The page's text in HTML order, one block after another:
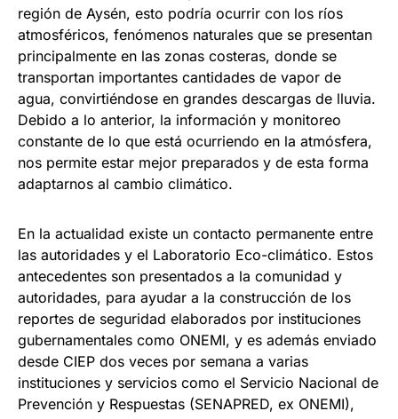
región de Aysén, esto podría ocurrir con los ríos
atmosféricos, fenómenos naturales que se presentan
principalmente en las zonas costeras, donde se
transportan importantes cantidades de vapor de
agua, convirtiéndose en grandes descargas de lluvia.
Debido a lo anterior, la información y monitoreo
constante de lo que está ocurriendo en la atmósfera,
nos permite estar mejor preparados y de esta forma
adaptarnos al cambio climático.
En la actualidad existe un contacto permanente entre
las autoridades y el Laboratorio Eco-climático. Estos
antecedentes son presentados a la comunidad y
autoridades, para ayudar a la construcción de los
reportes de seguridad elaborados por instituciones
gubernamentales como ONEMI, y es además enviado
desde CIEP dos veces por semana a varias
instituciones y servicios como el Servicio Nacional de
Prevención y Respuestas (SENAPRED, ex ONEMI),